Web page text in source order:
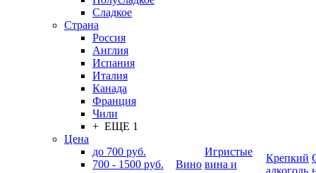
Сладкое
Страна
Россия
Англия
Испания
Италия
Канада
Франция
Чили
+ ЕЩЕ 1
Цена
до 700 руб.
700 - 1500 руб.
Вино
Игристые
вина и
Крепкий
алкоголь